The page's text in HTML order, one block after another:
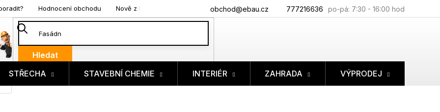
777216636
obchod@ebau.cz
Hodnocení obchodu Nově z blogu
Hledat
STŘECHA STAVEBNÍ CHEMIE INTERIÉR ZAHRADA VÝPRODEJ